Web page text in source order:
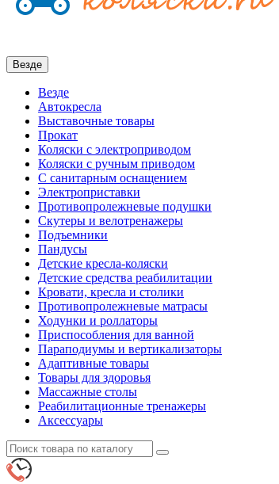
Везде
Везде
Автокресла
Выставочные товары
Прокат
Коляски с электроприводом
Коляски с ручным приводом
С санитарным оснащением
Электроприставки
Противопролежневые подушки
Скутеры и велотренажеры
Подъемники
Пандусы
Детские кресла-коляски
Детские средства реабилитации
Кровати, кресла и столики
Противопролежневые матрасы
Ходунки и роллаторы
Приспособления для ванной
Параподиумы и вертикализаторы
Адаптивные товары
Товары для здоровья
Массажные столы
Реабилитационные тренажеры
Аксессуары